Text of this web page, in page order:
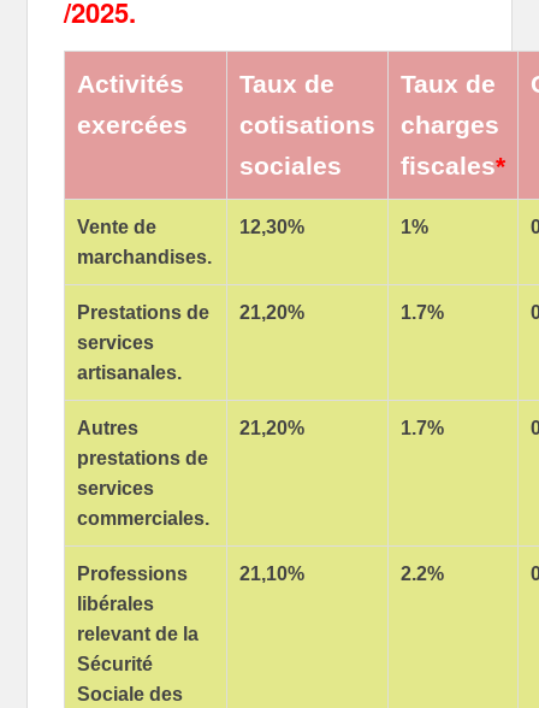
/2025.
Activités
exercées
Taux de
cotisations
sociales
Taux de
charges
fiscales*
Vente de
marchandises.
12,30% 1%
Prestations de
services
artisanales.
21,20% 1.7%
Autres
prestations de
services
commerciales.
21,20% 1.7%
Professions
libérales
relevant de la
Sécurité
Sociale des
21,10% 2.2%